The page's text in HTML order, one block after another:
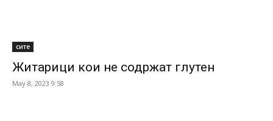
сите
Житарици кои не содржат глутен
May 8, 2023 9:58